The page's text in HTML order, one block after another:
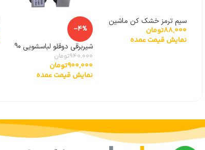
سیم ترمز خشک کن ماشین
لباسشویی
88,000تومان
نمایش قیمت عمده
-4%
شیربرقی دوقلو لباسشویی 90
درجه توشیبا
940,000تومان
900,000تومان
نمایش قیمت عمده